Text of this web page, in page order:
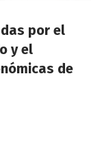
por el
y el
de